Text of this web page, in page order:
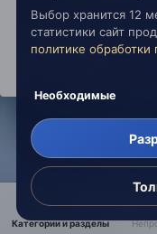
IPS Themeby
Обратная
copyright
Категории и разделы
Выбор хранится 12
статистики сайт
политике
Необходимые